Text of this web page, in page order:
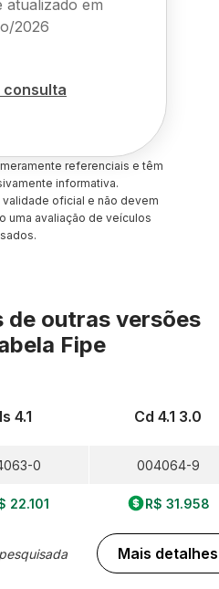
atualizado em
2026
consulta
referenciais e têm
informativa.
oficial e não devem
uma avaliação de veículos
de outras versões
Fipe
4.1
0
22.101
Cd 4.1 3.0
004064-9
R$ 31.958
Mais detalhes